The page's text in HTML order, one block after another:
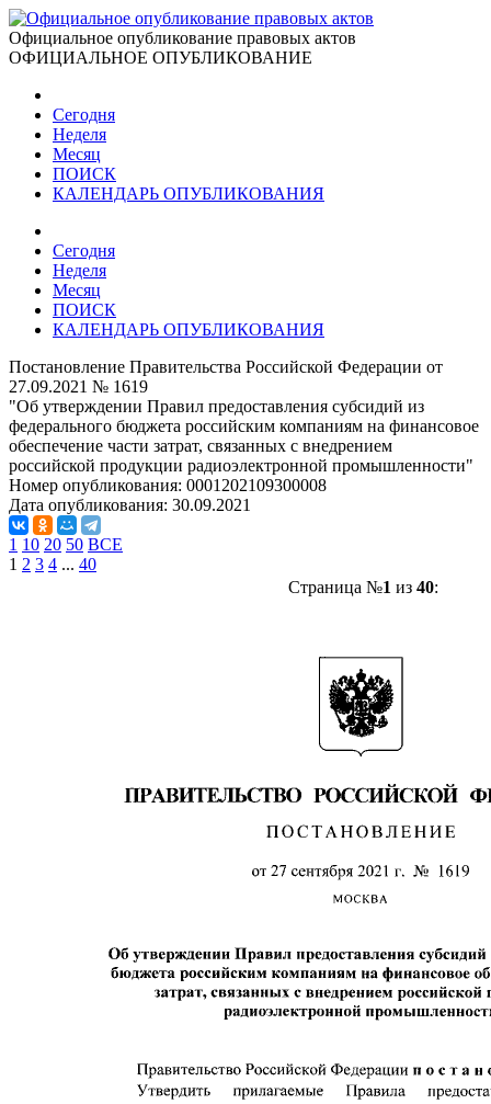
Официальное опубликование правовых актов
ОФИЦИАЛЬНОЕ ОПУБЛИКОВАНИЕ
Сегодня
Неделя
Месяц
ПОИСК
КАЛЕНДАРЬ ОПУБЛИКОВАНИЯ
Сегодня
Неделя
Месяц
ПОИСК
КАЛЕНДАРЬ ОПУБЛИКОВАНИЯ
Постановление Правительства Российской Федерации от
27.09.2021 № 1619
"Об утверждении Правил предоставления субсидий из
федерального бюджета российским компаниям на финансовое
обеспечение части затрат, связанных с внедрением
российской продукции радиоэлектронной промышленности"
Номер опубликования: 0001202109300008
Дата опубликования: 30.09.2021
1 10 20 50 ВСЕ
1 2 3 4 ... 40
Страница №1 из 40: